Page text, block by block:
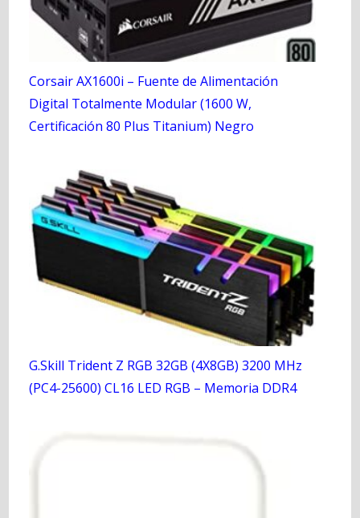
Corsair AX1600i – Fuente de Alimentación
Digital Totalmente Modular (1600 W,
Certificación 80 Plus Titanium) Negro
G.Skill Trident Z RGB 32GB (4X8GB) 3200 MHz
(PC4-25600) CL16 LED RGB – Memoria DDR4